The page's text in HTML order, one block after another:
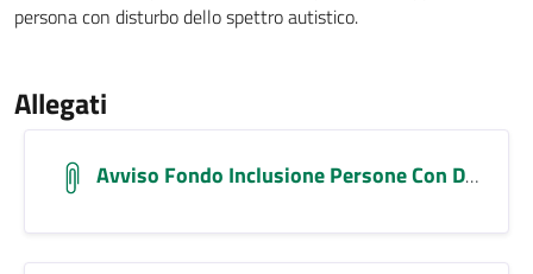
persona con disturbo dello spettro autistico.
Allegati
Avviso Fondo Inclusione Persone Con Disabilita`